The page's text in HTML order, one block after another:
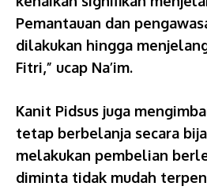
Pemantauan dan
dilakukan hingga
Fitri,” ucap Na’im.
Kanit Pidsus juga
tetap berbelanja secara
melakukan pembelian
diminta tidak mudah